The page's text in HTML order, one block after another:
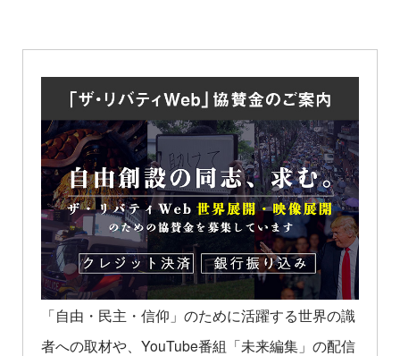
「自由・民主・信仰」のために活躍する世界の識
者への取材や、YouTube番組「未来編集」の配信